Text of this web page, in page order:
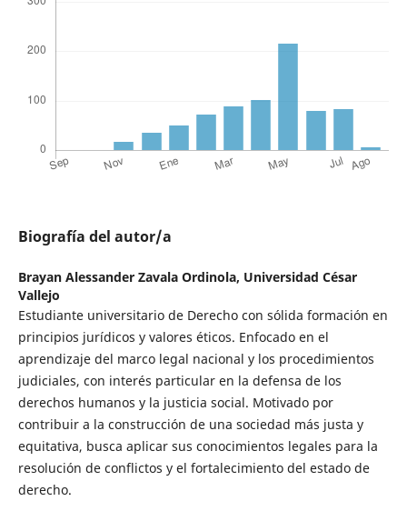
Biografía del autor/a
Brayan Alessander Zavala Ordinola, Universidad César
Vallejo
Estudiante universitario de Derecho con sólida formación en
principios jurídicos y valores éticos. Enfocado en el
aprendizaje del marco legal nacional y los procedimientos
judiciales, con interés particular en la defensa de los
derechos humanos y la justicia social. Motivado por
contribuir a la construcción de una sociedad más justa y
equitativa, busca aplicar sus conocimientos legales para la
resolución de conflictos y el fortalecimiento del estado de
derecho.